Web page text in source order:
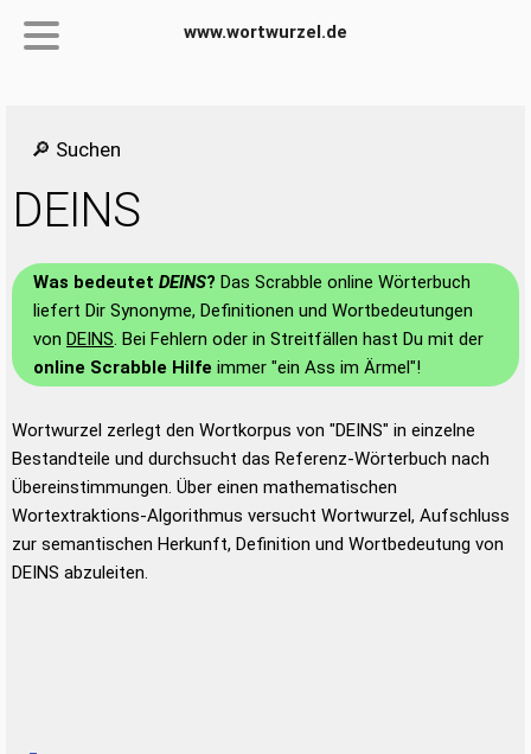
www.wortwurzel.de
🔎 Suchen
DEINS
Was bedeutet DEINS? Das Scrabble online Wörterbuch
liefert Dir Synonyme, Definitionen und Wortbedeutungen
von DEINS. Bei Fehlern oder in Streitfällen hast Du mit der
online Scrabble Hilfe immer "ein Ass im Ärmel"!
Wortwurzel zerlegt den Wortkorpus von "DEINS" in einzelne
Bestandteile und durchsucht das Referenz-Wörterbuch nach
Übereinstimmungen. Über einen mathematischen
Wortextraktions-Algorithmus versucht Wortwurzel, Aufschluss
zur semantischen Herkunft, Definition und Wortbedeutung von
DEINS abzuleiten.